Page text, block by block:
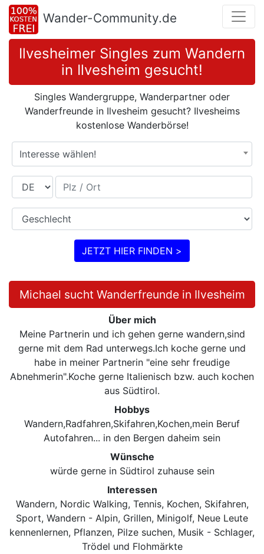
Wander-Community.de
Ilvesheimer Singles zum Wandern
in Ilvesheim gesucht!
Singles Wandergruppe, Wanderpartner oder
Wanderfreunde in Ilvesheim gesucht? Ilvesheims
kostenlose Wanderbörse!
Interesse wählen!
Land Plz / Ort
Geschlecht
JETZT HIER FINDEN >
Michael sucht Wanderfreunde in Ilvesheim
Über mich
Meine Partnerin und ich gehen gerne wandern,sind
gerne mit dem Rad unterwegs.Ich koche gerne und
habe in meiner Partnerin "eine sehr freudige
Abnehmerin".Koche gerne Italienisch bzw. auch kochen
aus Südtirol.
Hobbys
Wandern,Radfahren,Skifahren,Kochen,mein Beruf
Autofahren... in den Bergen daheim sein
Wünsche
würde gerne in Südtirol zuhause sein
Interessen
Wandern, Nordic Walking, Tennis, Kochen, Skifahren,
Sport, Wandern - Alpin, Grillen, Minigolf, Neue Leute
kennenlernen, Pflanzen, Pilze suchen, Musik - Schlager,
Trödel und Flohmärkte